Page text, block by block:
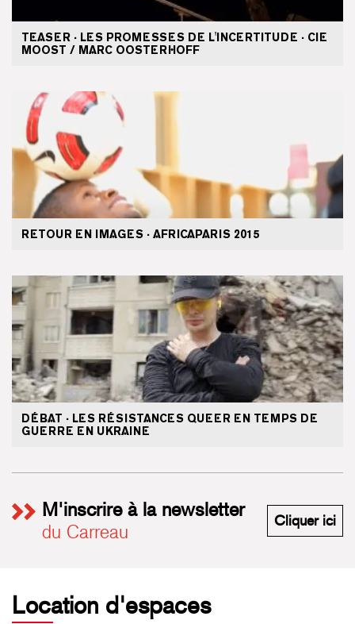
TEASER · LES PROMESSES DE L'INCERTITUDE · CIE
MOOST / MARC OOSTERHOFF
RETOUR EN IMAGES · AFRICAPARIS 2015
DÉBAT · LES RÉSISTANCES QUEER EN TEMPS DE
GUERRE EN UKRAINE
M'inscrire à la newsletter
du Carreau
Cliquer ici
Location d'espaces